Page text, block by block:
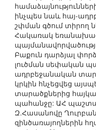
ինչպես նաև հայ-
շփման գծում տիրող
Հակառակ
Բաքուն դարձյալ
լուծման սեփական
ադրբեջանական
կրկին հնչեցվեց
տարածքներից
պահանջը: ԱՀ
Զ.Հասանովը
զինծառայողներին